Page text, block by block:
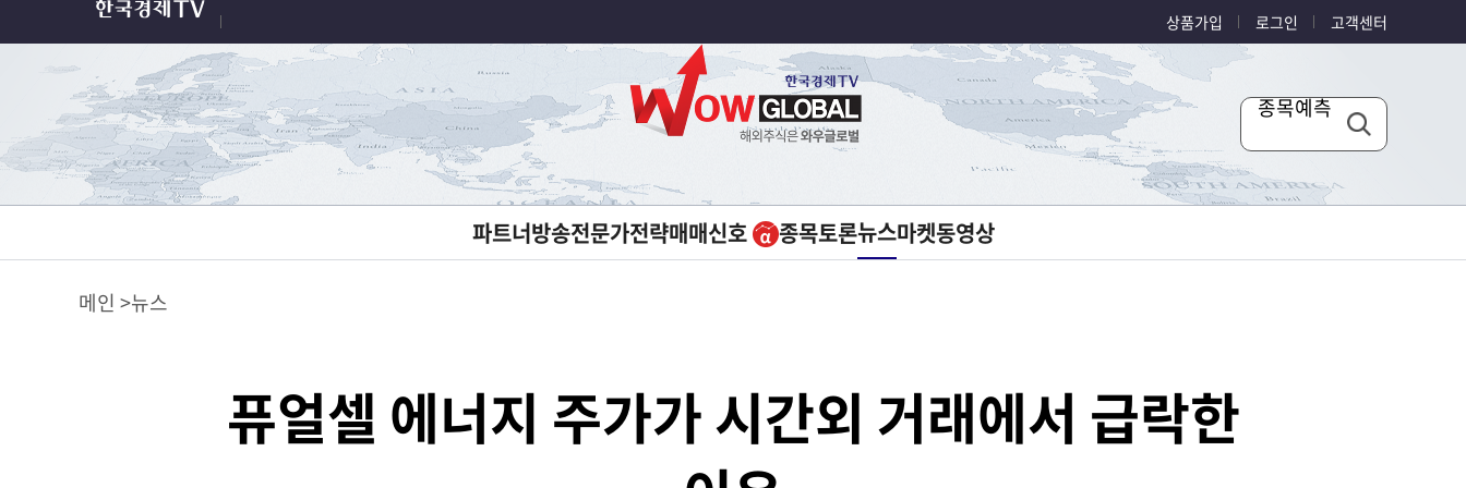
상품가입 로그인 고객센터
종목예측
파트너방송전문가전략매매신호 종목토론뉴스마켓동영상
메인 뉴스
퓨얼셀 에너지 주가가 시간외 거래에서 급락한